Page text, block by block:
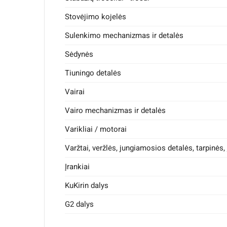
Stovėjimo kojelės
Sulenkimo mechanizmas ir detalės
Sėdynės
Tiuningo detalės
Vairai
Vairo mechanizmas ir detalės
Varikliai / motorai
Varžtai, veržlės, jungiamosios detalės,
Įrankiai
KuKirin dalys
G2 dalys
Techniniai parametrai:
~6.5×2.8x10cm
~39.2g
Tinka šiems elektrinių paspirtukų modeliams –
Komentarai (0)